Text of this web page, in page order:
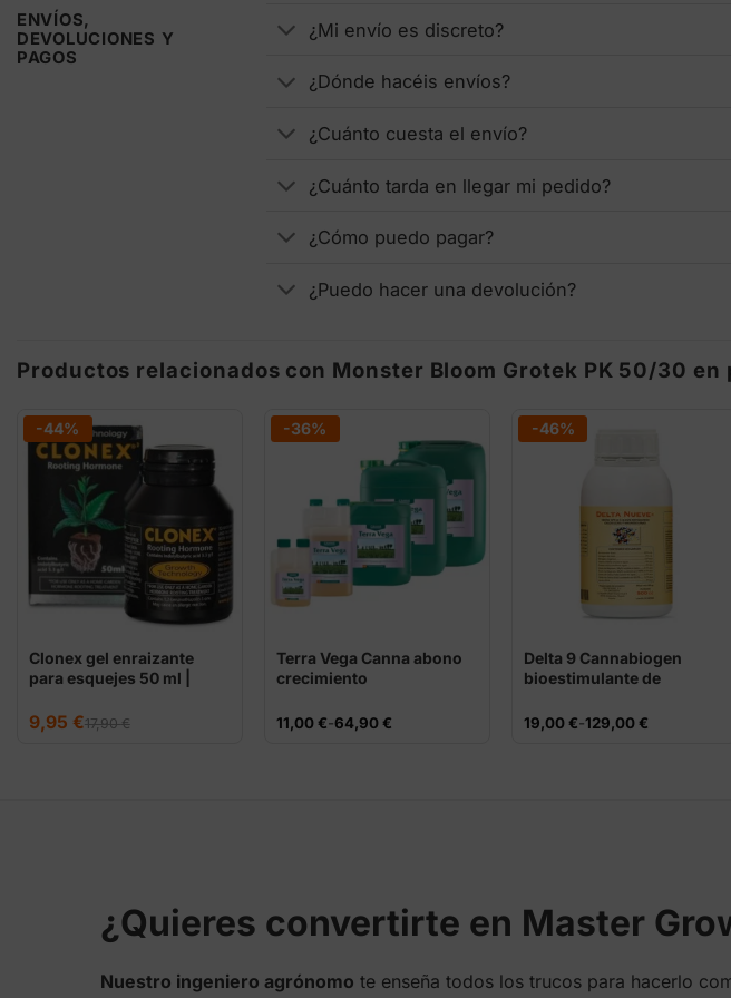
ENVÍOS,
DEVOLUCIONES Y
PAGOS
¿Mi envío es discreto?
¿Dónde hacéis envíos?
¿Cuánto cuesta el envío?
¿Cuánto tarda en llegar mi pedido?
¿Cómo puedo pagar?
¿Puedo hacer una devolución?
Productos relacionados con Monster Bloom Grotek PK 50/30
-44%
Clonex gel enraizante
para esquejes 50 ml |
17,90€
El
precio
9,95 €
El
precio
-36%
Terra Vega Canna abono
crecimiento
11,00€-64,90€
Rango
de
-46%
Delta 9 Cannabiogen
bioestimulante de
19,00€-129,00€
Rango
¿Quieres convertirte en Master
Nuestro ingeniero agrónomo te enseña todos los trucos para hacerlo